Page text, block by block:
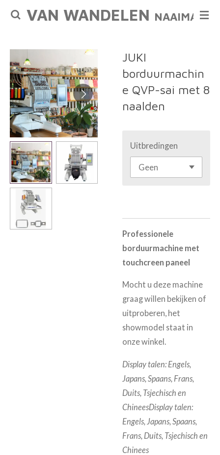
Ga
hoofdinhoud
VAN WANDELEN
JUKI
borduurmachin
e QVP-sai met 8
naalden
Uitbredingen
Professionele
borduurmachine met
touchcreen paneel
Mocht u deze machine
graag willen bekijken of
uitproberen, het
showmodel staat in
onze winkel.
Display talen: Engels,
Japans, Spaans, Frans,
Duits, Tsjechisch en
ChineesDisplay talen:
Engels, Japans, Spaans,
Frans, Duits, Tsjechisch en
Chinees